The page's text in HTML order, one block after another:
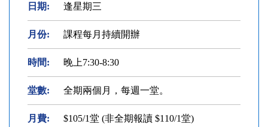
日期: 逢星期三
月份: 課程每月持續開辦
時間: 晚上7:30-8:30
堂數: 全期兩個月，每週一堂。
月費: $105/1堂 (非全期報讀 $110/1堂)